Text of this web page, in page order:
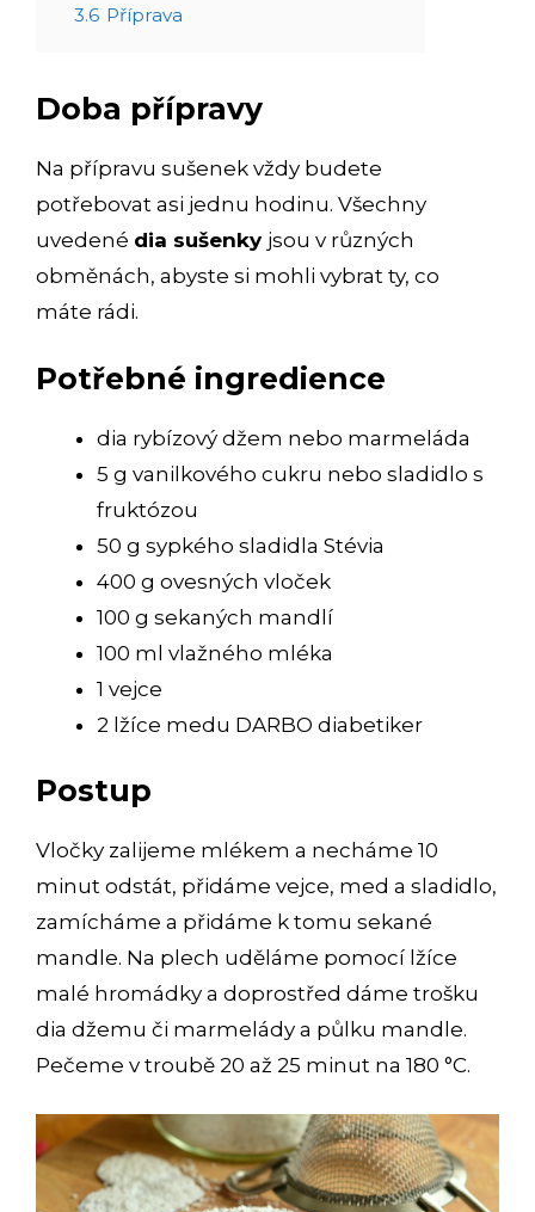
3.6 Příprava
Doba přípravy
Na přípravu sušenek vždy budete
potřebovat asi jednu hodinu. Všechny
uvedené dia sušenky jsou v různých
obměnách, abyste si mohli vybrat ty, co
máte rádi.
Potřebné ingredience
dia rybízový džem nebo marmeláda
5 g vanilkového cukru nebo sladidlo s
fruktózou
50 g sypkého sladidla Stévia
400 g ovesných vloček
100 g sekaných mandlí
100 ml vlažného mléka
1 vejce
2 lžíce medu DARBO diabetiker
Postup
Vločky zalijeme mlékem a necháme 10
minut odstát, přidáme vejce, med a sladidlo,
zamícháme a přidáme k tomu sekané
mandle. Na plech uděláme pomocí lžíce
malé hromádky a doprostřed dáme trošku
dia džemu či marmelády a půlku mandle.
Pečeme v troubě 20 až 25 minut na 180 °C.